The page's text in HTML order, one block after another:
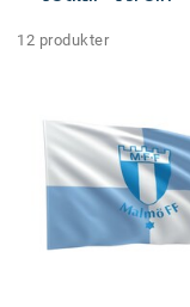
12 produkter